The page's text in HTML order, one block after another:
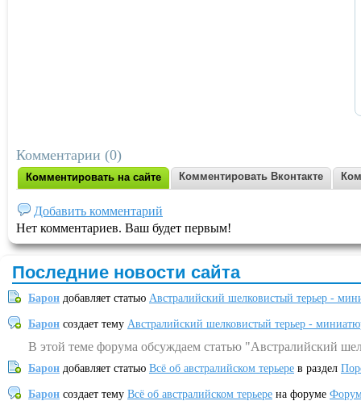
Комментарии (0)
Комментировать на сайте Комментировать Вконтакте
Добавить комментарий
Нет комментариев. Ваш будет первым!
Последние новости сайта
Барон добавляет статью Австралийский шелковистый терьер -
Барон создает тему Австралийский шелковистый терьер -
В этой теме форума обсуждаем статью "Австралийский
Барон добавляет статью Всё об австралийском терьере в раздел
Барон создает тему Всё об австралийском терьере на форуме